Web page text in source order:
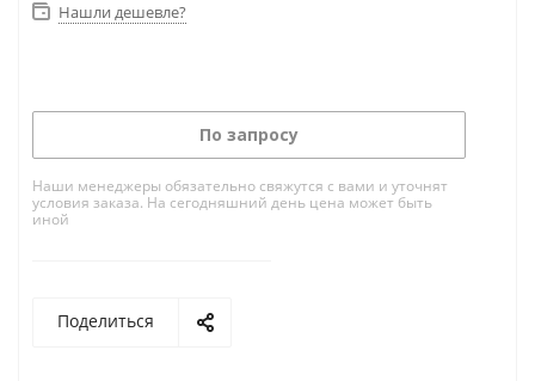
Нашли дешевле?
По запросу
Наши менеджеры обязательно свяжутся с вами и уточнят
условия заказа. На сегодняшний день цена может быть
иной
Поделиться